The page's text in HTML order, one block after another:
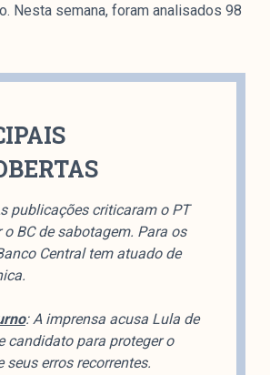
Nesta semana, foram analisados 98
publicações criticaram o PT
o BC de sabotagem. Para os
Central tem atuado de
: A imprensa acusa Lula de
candidato para proteger o
seus erros recorrentes.